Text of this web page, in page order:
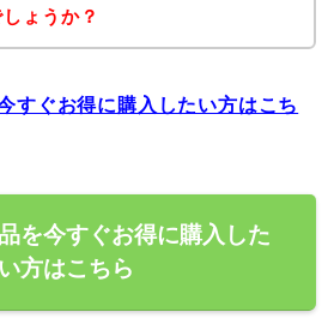
ょうか？
すぐお得に購入したい方はこち
を今すぐお得に購入した
い方はこちら